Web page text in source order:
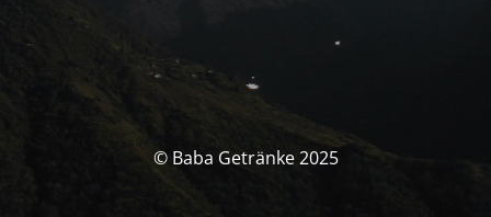
© Baba Getränke 2025